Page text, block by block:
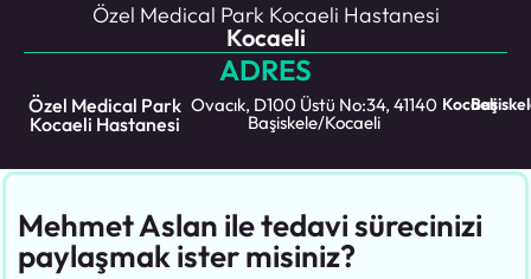
Özel Medical Park Kocaeli Hastanesi
Kocaeli
ADRES
Özel Medical Park
Kocaeli Hastanesi
Ovacık, D100 Üstü No:34, 41140
Başiskele/Kocaeli
Kocaeli
Mehmet Aslan ile tedavi sürecinizi
paylaşmak ister misiniz?